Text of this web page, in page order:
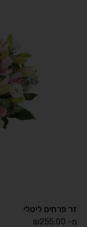
זר פרחים ליטלי
מ- ₪255.00